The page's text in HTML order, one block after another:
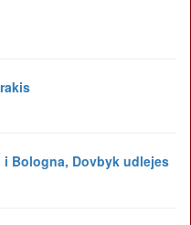
Bologna, Dovbyk udlejes